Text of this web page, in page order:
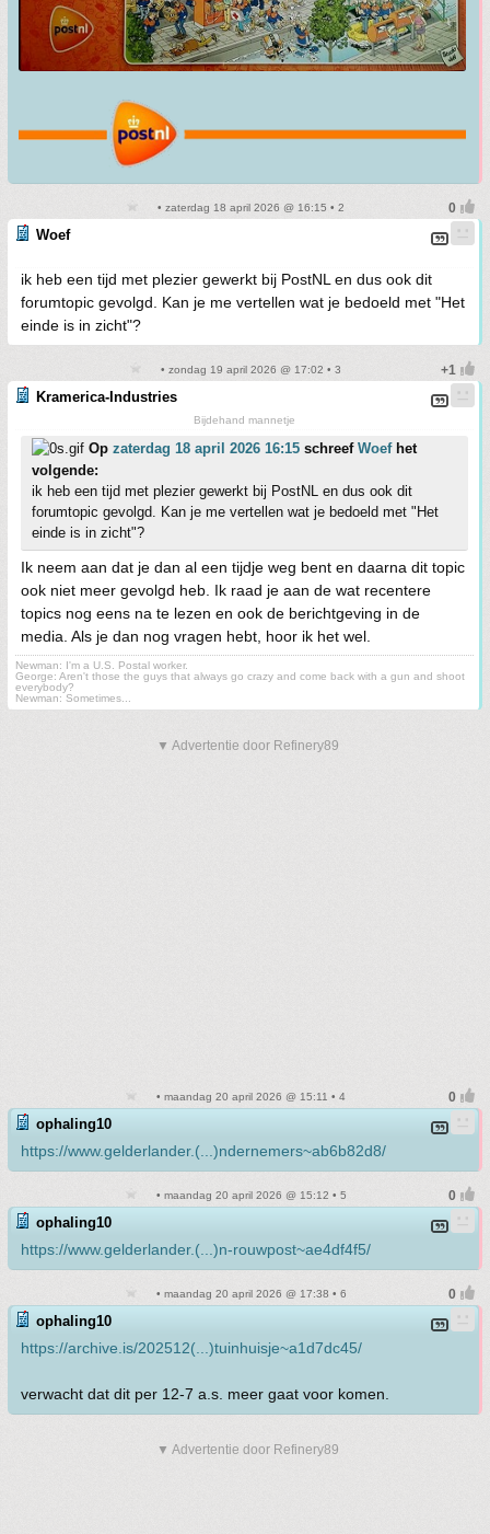
• zaterdag 18 april 2026 @ 16:15 • 2
Woef
ik heb een tijd met plezier gewerkt bij PostNL en dus ook dit
forumtopic gevolgd. Kan je me vertellen wat je bedoeld met "Het
einde is in zicht"?
• zondag 19 april 2026 @ 17:02 • 3
Kramerica-Industries
Bijdehand mannetje
Op zaterdag 18 april 2026 16:15 schreef Woefhet
volgende:
ik heb een tijd met plezier gewerkt bij PostNL en dus ook dit
forumtopic gevolgd. Kan je me vertellen wat je bedoeld met "Het
einde is in zicht"?
Ik neem aan dat je dan al een tijdje weg bent en daarna dit topic
ook niet meer gevolgd heb. Ik raad je aan de wat recentere
topics nog eens na te lezen en ook de berichtgeving in de
media. Als je dan nog vragen hebt, hoor ik het wel.
Newman: I'm a U.S. Postal worker.
George: Aren't those the guys that always go crazy and come back with a gun and shoot
everybody?
Newman: Sometimes...
▼ Advertentie door Refinery89
• maandag 20 april 2026 @ 15:11 • 4
ophaling10
https://www.gelderlander.(...)ndernemers~ab6b82d8/
• maandag 20 april 2026 @ 15:12 • 5
ophaling10
https://www.gelderlander.(...)n-rouwpost~ae4df4f5/
• maandag 20 april 2026 @ 17:38 • 6
ophaling10
https://archive.is/202512(...)tuinhuisje~a1d7dc45/
verwacht dat dit per 12-7 a.s. meer gaat voor komen.
▼ Advertentie door Refinery89